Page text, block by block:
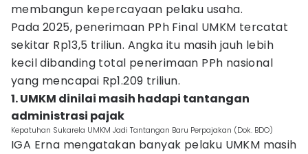
membangun kepercayaan pelaku usaha.
Pada 2025, penerimaan PPh Final UMKM tercatat
sekitar Rp13,5 triliun. Angka itu masih jauh lebih
kecil dibanding total penerimaan PPh nasional
yang mencapai Rp1.209 triliun.
1. UMKM dinilai masih hadapi tantangan
administrasi pajak
Kepatuhan Sukarela UMKM Jadi Tantangan Baru Perpajakan (Dok. BDO)
IGA Erna mengatakan banyak pelaku UMKM masih